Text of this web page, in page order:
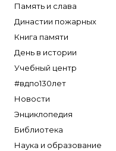
Память и слава
Династии пожарных
Книга памяти
День в истории
Учебный центр
#вдпо130лет
Новости
Энциклопедия
Библиотека
Наука и образование